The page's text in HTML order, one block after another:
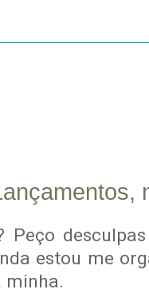
Peço
estou me
minha.